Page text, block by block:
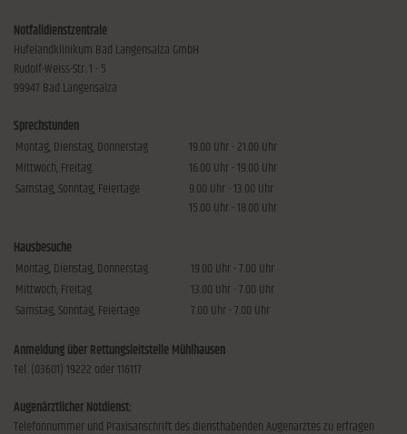
Notfalldienstzentrale
Hufelandklinikum Bad Langensalza GmbH
Rudolf-Weiss-Str. 1 - 5
99947 Bad Langensalza
Sprechstunden
Montag, Dienstag, Donnerstag
19.00 Uhr - 21.00 Uhr
Mittwoch, Freitag
16.00 Uhr - 19.00 Uhr
Samstag, Sonntag, Feiertage
9.00 Uhr - 13.00 Uhr
15.00 Uhr - 18.00 Uhr
Hausbesuche
Montag, Dienstag, Donnerstag
19.00 Uhr - 7.00 Uhr
Mittwoch, Freitag
13.00 Uhr - 7.00 Uhr
Samstag, Sonntag, Feiertage
7.00 Uhr - 7.00 Uhr
Anmeldung über Rettungsleitstelle Mühlhausen
Tel. (03601) 19222 oder 116117
Augenärztlicher Notdienst:
Telefonnummer und Praxisanschrift des diensthabenden Augenarztes zu erfragen